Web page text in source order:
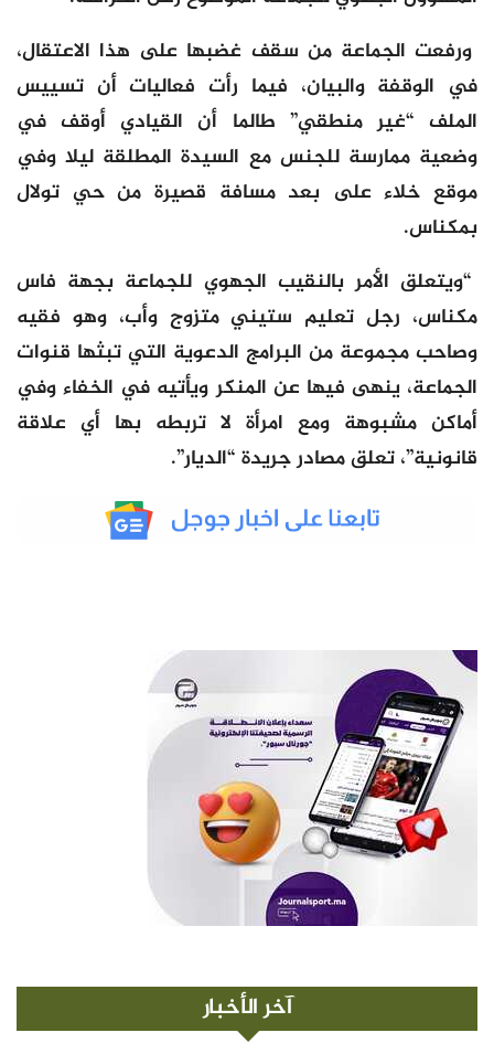
ورفعت الجماعة من سقف غضبها على هذا الاعتقال،
في الوقفة والبيان، فيما رأت فعاليات أن تسييس
الملف “غير منطقي” طالما أن القيادي أوقف في
وضعية ممارسة للجنس مع السيدة المطلقة ليلا وفي
موقع خلاء على بعد مسافة قصيرة من حي تولال
بمكناس.
“ويتعلق الأمر بالنقيب الجهوي للجماعة بجهة فاس
مكناس، رجل تعليم ستيني متزوج وأب، وهو فقيه
وصاحب مجموعة من البرامج الدعوية التي تبثها قنوات
الجماعة، ينهى فيها عن المنكر ويأتيه في الخفاء وفي
أماكن مشبوهة ومع امرأة لا تربطه بها أي علاقة
قانونية”، تعلق مصادر جريدة “الديار”.
آخر الأخبار